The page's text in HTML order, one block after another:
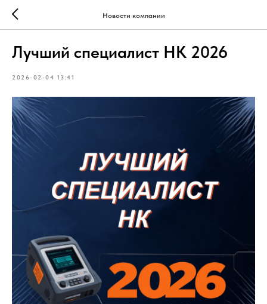
Новости компании
Лучший специалист НК 2026
2026-02-04 13:41